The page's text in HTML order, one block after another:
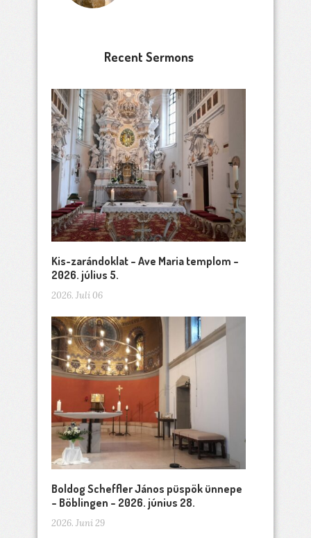
Recent Sermons
Kis-zarándoklat – Ave Maria templom –
2026. július 5.
2026. Juli 06
Boldog Scheffler János püspök ünnepe
– Böblingen – 2026. június 28.
2026. Juni 29